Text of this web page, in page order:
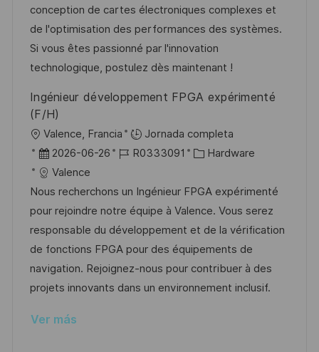
i
ó
n
d
e
p
u
l
a
c
m
p
l
e
o
r
í
a
conception de cartes électroniques complexes et
de l'optimisation des performances des systèmes.
Si vous êtes passionné par l'innovation
technologique, postulez dès maintenant !
Ingénieur développement FPGA expérimenté
(F/H)
U
b
c
a
c
i
ó
n
Valence, Francia
Jornada completa
F
e
c
h
a
d
e
p
b
2026-06-26
I
d
e
e
m
p
l
R0333091
C
t
e
g
o
r
í
Hardware
Valence
Nous recherchons un Ingénieur FPGA expérimenté
pour rejoindre notre équipe à Valence. Vous serez
responsable du développement et de la vérification
de fonctions FPGA pour des équipements de
navigation. Rejoignez-nous pour contribuer à des
projets innovants dans un environnement inclusif.
Ver más